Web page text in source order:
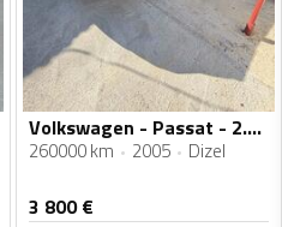
Volkswagen - Passat - 2.0tdi
260000 km 2005 Dizel
3 800€